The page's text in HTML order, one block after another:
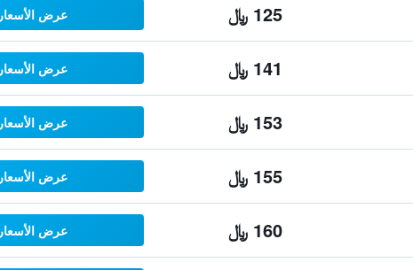
125 ﷼ عرض الأسعار
141 ﷼ عرض الأسعار
153 ﷼ عرض الأسعار
155 ﷼ عرض الأسعار
160 ﷼ عرض الأسعار